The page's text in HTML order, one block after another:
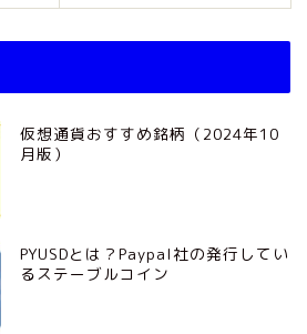
仮想通貨おすすめ銘柄（2024年10
月版）
PYUSDとは？Paypal社の発行してい
るステーブルコイン